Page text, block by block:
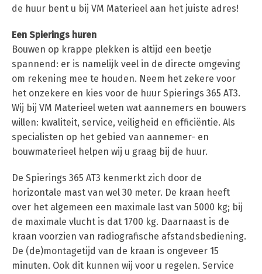
de huur bent u bij VM Materieel aan het juiste adres!
Een Spierings huren
Bouwen op krappe plekken is altijd een beetje
spannend: er is namelijk veel in de directe omgeving
om rekening mee te houden. Neem het zekere voor
het onzekere en kies voor de huur Spierings 365 AT3.
Wij bij VM Materieel weten wat aannemers en bouwers
willen: kwaliteit, service, veiligheid en efficiëntie. Als
specialisten op het gebied van aannemer- en
bouwmaterieel helpen wij u graag bij de huur.
De Spierings 365 AT3 kenmerkt zich door de
horizontale mast van wel 30 meter. De kraan heeft
over het algemeen een maximale last van 5000 kg; bij
de maximale vlucht is dat 1700 kg. Daarnaast is de
kraan voorzien van radiografische afstandsbediening.
De (de)montagetijd van de kraan is ongeveer 15
minuten. Ook dit kunnen wij voor u regelen. Service